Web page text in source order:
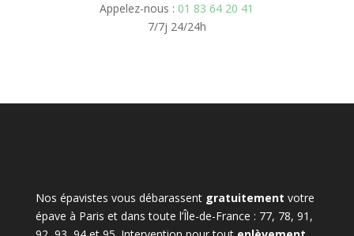
Appelez-nous : 01 83 64 20 41
7/7j 24/24h
Nos épavistes vous débarassent gratuitement votre
épave à Paris et dans toute l’Île-de-France : 77, 78, 91,